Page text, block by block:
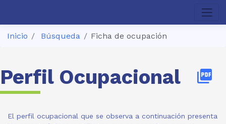
Inicio Búsqueda Ficha de ocupación
Perfil Ocupacional picture_as_pdf
El perfil ocupacional que se observa a continuación presenta